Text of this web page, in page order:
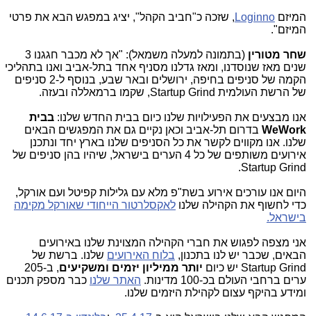
המיזם Loginno , שזכה כ"חביב הקהל", יציג במפגש הבא את פרטי
המיזם".
שחר מטורין
(בתמונה למעלה משמאל): "אך לא מכבר חגגנו 3
שנים מאז שנוסדנו, ומאז גדלנו מסניף אחד בתל-אביב ואנו בתהליכי
הקמה של סניפים בחיפה, ירושלים ובאר שבע, בנוסף ל-2 סניפים
של הרשת העולמית Startup Grind, שקמו ברמאללה ובעזה.
אנו מבצעים את הפעילויות שלנו כיום בבית החדש שלנו: בבית
WeWork בדרום תל-אביב וכאן נקיים גם את המפגשים הבאים
שלנו. אנו מקווים לקשר את כל הסניפים שלנו בארץ יחד ונתכנן
אירועים משותפים של כל 4 הערים בישראל, שיהיו בהן סניפים של
Startup Grind.
היום אנו עורכים אירוע בשת"פ מלא עם גלילות קפיטל ועם אורקל,
כדי לחשוף את הקהילה שלנו לאקסלרטור הייחודי שאורקל מקימה
בישראל.
אני מצפה לפגוש את חברי הקהילה המצוינת שלנו באירועים
הבאים, שכבר יש לנו בתכנון, בלוח האירועים שלנו. ברשת של
Startup Grind יש כיום
יותר ממיליון יזמים ומשקיעים
, ב-205
ערים ברחבי העולם בכ-100 מדינות.
האתר שלנו כבר מספק תכנים
ומידע בהיקף עצום לקהילת היזמים שלנו.